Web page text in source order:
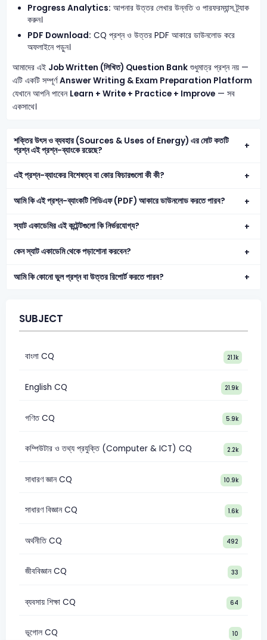
Progress Analytics: আপনার উত্তর লেখার উন্নতি ও পারফরম্যান্স ট্র্যাক
করুন।
PDF Download: CQ প্রশ্ন ও উত্তর PDF আকারে ডাউনলোড করে
অফলাইনে পড়ুন।
আমাদের এই Job Written (লিখিত) Question Bankশুধুমাত্র প্রশ্ন নয় —
এটি একটি সম্পূর্ণAnswer Writing & Exam Preparation Platform
যেখানে আপনি পাবেন Learn + Write + Practice + Improve— সব
একসাথে।
শক্তির উৎস ও ব্যবহার (Sources & Uses of Energy) এর মোট কতটি
প্রশ্ন এই প্রশ্ন-ব্যাংকে রয়েছে?
এই প্রশ্ন-ব্যাংকের বিশেষত্ব বা কোর ফিচারগুলো কী কী?
আমি কি এই প্রশ্ন-ব্যাংকটি পিডিএফ (PDF) আকারে ডাউনলোড করতে পারব?
স্যাট একাডেমির এই কন্টেন্টগুলো কি নির্ভরযোগ্য?
কেন স্যাট একাডেমি থেকে পড়াশোনা করবেন?
আমি কি কোনো ভুল প্রশ্ন বা উত্তর রিপোর্ট করতে পারব?
SUBJECT
বাংলা CQ 21.1k
English CQ 21.9k
গণিত CQ 5.9k
কম্পিউটার ও তথ্য প্রযুক্তি (Computer & ICT) CQ 2.2k
সাধারণ জ্ঞান CQ 10.9k
সাধারণ বিজ্ঞান CQ 1.6k
অর্থনীতি CQ 492
জীববিজ্ঞান CQ 33
ব্যবসায় শিক্ষা CQ 64
ভূগোল CQ 10